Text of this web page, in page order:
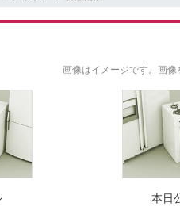
画像はイメージです。 画像
本日